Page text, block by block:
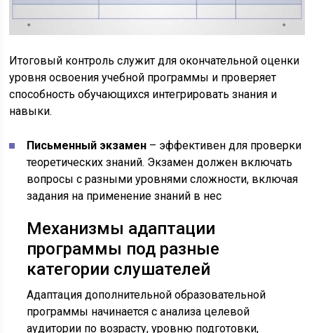
Итоговый контроль служит для окончательной оценки
уровня освоения учебной программы и проверяет
способность обучающихся интегрировать знания и
навыки.
Письменный экзамен – эффективен для проверки
теоретических знаний. Экзамен должен включать
вопросы с разными уровнями сложности, включая
задания на применение знаний в нес
Механизмы адаптации
программы под разные
категории слушателей
Адаптация дополнительной образовательной
программы начинается с анализа целевой
аудитории по возрасту, уровню подготовки,